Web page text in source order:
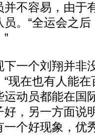
不容易，由于
。“全运会之
一个刘翔并非
现在也有人能
动员都能在国
，另一方面说
个好现象，优